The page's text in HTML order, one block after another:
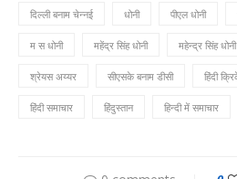
दिल्ली बनाम चेन्नई धोनी पीएल धोनी
म स धोनी महेंद्र सिंह धोनी महेन्द्र सिंह धोनी
श्रेयस अय्यर सीएसके बनाम डीसी हिंदी
हिंदी समाचार हिंदुस्तान हिन्दी में समाचार